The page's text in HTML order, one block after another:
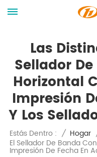
Las
Sellador
Horizontal
Impresión
Y Los
Estás Dentro : / Hogar
El Sellador De Banda
Impresión De Fecha En